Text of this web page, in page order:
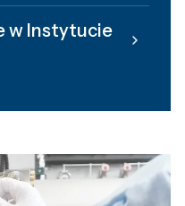
w Instytucie